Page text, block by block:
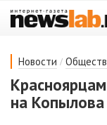
Новости /
Красноярцам
на